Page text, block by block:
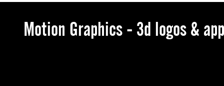
Motion Graphics - 3d logos &